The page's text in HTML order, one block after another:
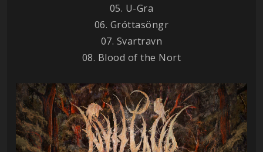
05. U-Gra
06. Gróttasöngr
07. Svartravn
08. Blood of the Nort